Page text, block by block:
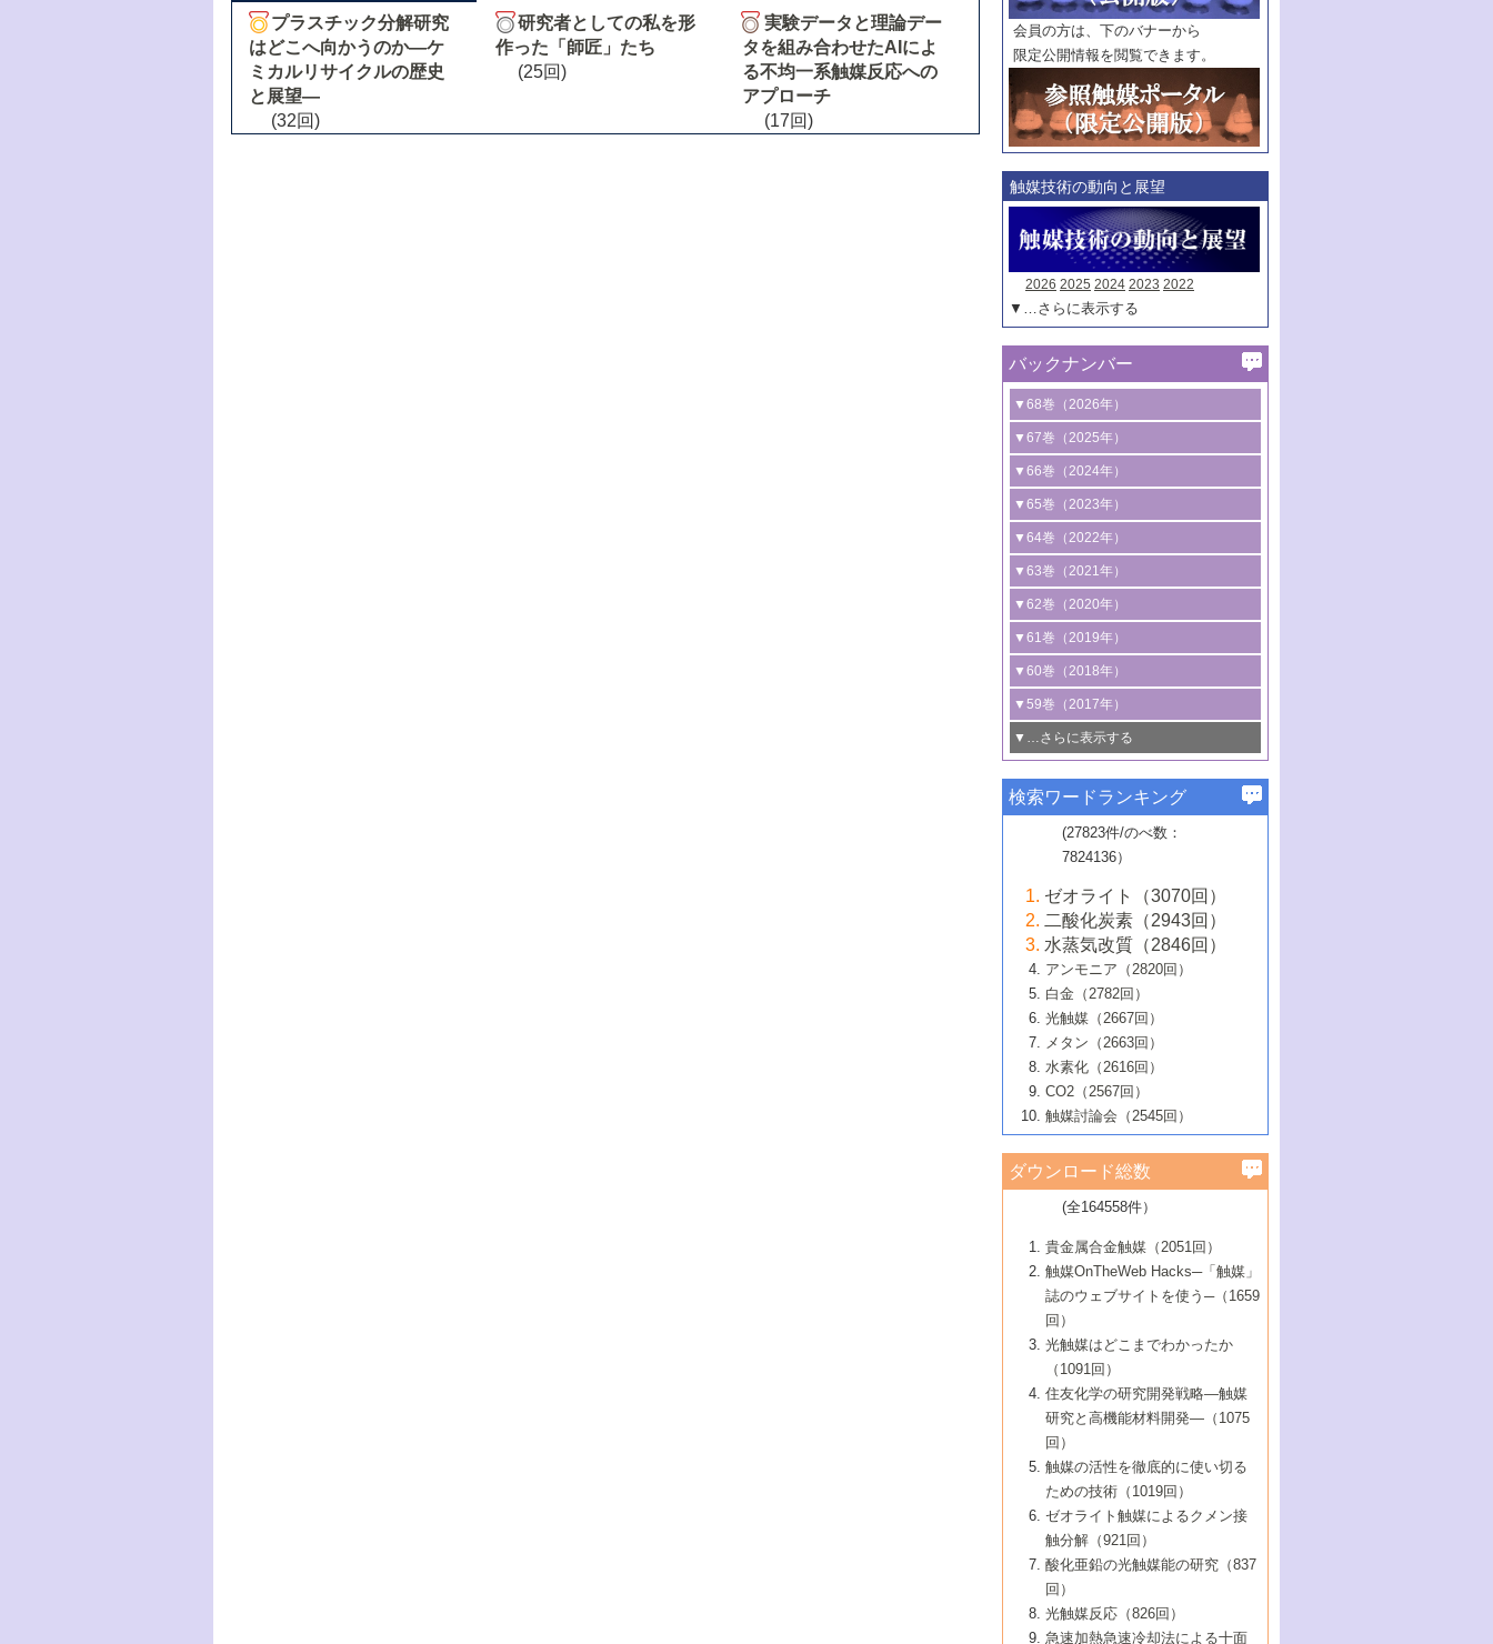
プラスチック分解研究
はどこへ向かうのか―ケ
ミカルリサイクルの歴史
と展望―
(32回)
研究者としての私を形
作った「師匠」たち
(25回)
実験データと理論デー
タを組み合わせたAIによ
る不均一系触媒反応への
アプローチ
(17回)
巻
号～
巻
号
触媒年鑑
年度
記事種別
マーク：
マークあり
会員の方は、下のバナーから
限定公開情報を閲覧できます。
触媒技術の動向と展望
2026 2025 2024 2023 2022
▼…さらに表示する
バックナンバー
▼68巻（2026年）
1号 過酸化水素合成に関する研究動向
2号 コンピューター技術により加速する
触媒開発
3号 有機分子変換やCO 資源化のための
光触媒に関する最近の研究
B号 第137回触媒討論会（2026年）
▼67巻（2025年）
1号 CO
水素化によるグリーン燃料/グリ
ーンケミカル製造
2号 水素製造のための水分解技術に関す
る最近の研究
3号 オレフィン系樹脂の精密合成に関す
る最新技術
4号 アルコール類の効率的変換を実現す
る非貴金属触媒の研究動向
5号 ゼオライトの合成と応用における研
究動向
6号 ヘテロ接合界面
B号 第135回触媒討論会（2025年）
▼66巻（2024年）
1号 低次元ナノ構造を有する触媒材料
2号 規制反応場を活用した固体触媒研究
の新展開
3号 未踏分子変換を目指した酸化触媒プ
ロセスの最前線
4号 シンクロトロン放射光および中性子
線を利用した触媒解析技術の最先端
5号 単原子触媒
6号 参照触媒委員会からのお知らせ
B号 第133回触媒討論会（2023年）
▼65巻（2023年）
1号 炭素が関わる触媒機能
2号 プラスチックケミカルリサイクルの
ための触媒技術
3号 非酸化物系金属化合物を基盤とした
触媒材料の開発
4号 格子酸素・格子酸素欠陥を利用した
触媒反応
5号 生体触媒によるエネルギー変換反応
6号 窒素とリンの循環のための触媒・機
能性材料
▼64巻（2022年）
1号 合成ガス製造とCOを用いるケミカル
ズ合成の最新動向
2号 化学品合成のための合金触媒開発
3号 CO の排出削減および有効活用のた
めの触媒技術
4号 若手による情報発信企画～とびたて
若き触媒の研究者たち～（1）
若き触媒の研究者たち～（2）
6号 石油のノーブル・ユースを志向した
触媒技術
大学：オンライン・対面開催）
▼63巻（2021年）
1号 金触媒の新展開
2号 ペロブスカイト
3号 特殊反応場を利用した触媒的分子変
換反応
4号 多孔質材料を用いた触媒の新展開
5号 情報学的手法を用いた触媒開発
6号 カーボンニュートラルに向けた電解
技術
B号 第127回触媒討論会（2021年・オン
ライン開催(Zoom)のみ）
▼62巻（2020年）
1号 触媒設計を拓く欠陥構造のキャラク
タリゼーション
2号 機能化学品製造に資するクリーンな
触媒的酸化反応
3号 水処理のための触媒化学
4号 光触媒を用いた水分解の最新の研究
動向
5号 次世代の触媒プロセスを支えるマイ
6号 メタン転換技術の最新動向
B号 第125回触媒討論会（2020年・工学
院大学）
▼61巻（2019年）
1号 物質移動制御に着目した触媒プロセ
ス開発
2号 CO2 フリー水素サプライチェーンに
関わる触媒開発動向
3号 精密高分子合成に関する最近の研究
動向
4号 バイオマス化成品製造のための触媒
5号 固体触媒による含窒素有機化合物変
換の最前線
6号 貴金属使用量低減に向けた自動車排
ガス浄化触媒の開発
B号 第123回触媒討論会（2019年・大阪
▼60巻（2018年）
1号 固体酸触媒の最新の研究動向
2号 二酸化炭素からの有用化学品合成
3号 ナノ粒子・クラスター触媒の最前線
4号 60周年記念企画
5号 進化するゼオライト合成技術
6号 非貴金属系触媒における電気化学的
B号 第121回触媒討論会（2018年・東京
大学）
▼59巻（2017年）
1号 いたるところに，触媒
最先端技術
3号 無機分離膜材料の開発と触媒反応プ
ロセスへの適用
5号 水素のふるまいを解き明かす最先端
研究
6号 低級アルカンの有効利用のための触
媒技術
B号 第119回触媒討論会（2017年・首都
大学東京）
▼…さらに表示する
1号 ユニークな構造の高分子を生み出す触
2号 リグニンからの化成品製造に向けた触
媒技術
3号 触媒研究の最先端～とびたて若き研究
者たち～（1）
4号 触媒研究の最先端～とびたて若き研究
者たち～（2）
5号 触媒研究の最先端～とびたて若き研究
者たち～（3）
6号 イオニクス材料と燃料電池・電解合成
の最新の研究動向
B号 第117回触媒討論会（2016年・大阪府
立大学）
▼57巻（2015年）
1号 水素キャリアにかかわる触媒技術の新
2号 石油精製用触媒の最近の進展
3号 固体酸化物形燃料電池（SOFC）におけ
るアノード触媒上での燃料直接改質技術
4号 コアシェル構造の制御による触媒機能
5号 工業触媒およびその周辺技術の最近の
進歩
6号 ナノシート
B号 第115回触媒討論会（2015年・成蹊大
▼56巻（2014年）
2号 光触媒反応機構に関する最新の研究動
向
開発動向
4号 人工光合成に向けた近年のアプローチ
5号 未利用熱エネルギーの有効活用に貢献
する触媒技術
6号 ポリオキソメタレート
B号 第113回触媒討論会（2014年・ロワジ
ールホテル豊橋）
1号 高耐久性燃料電池システム用触媒にお
ける新展開
2号 リビングラジカル重合の最近の動向
3号 天然ガスの化学工業的展開に関する触
媒技術
4号 貴金属触媒の精密構造制御とその活用
5号 バイオマス化成品製造のための固体触
6号 ナノ空間─吸着状態解析から新機能開拓
B号 第111回触媒討論会（2013年・関西大
▼54巻（2012年）
1号 規則性多孔体の利用技術における最近
の進歩
2号 第109回触媒討論会
3号 貴金属低減技術の最新動向
4号 貴金属代替技術の最新動向
5号 光触媒による物質変換反応の新展開
6号 グラフェン
7号 水素を利用する化成品合成の新潮流
▼53巻（2011年）
1号 金属学から見る合金触媒の新展開
2号 第107回触媒討論会
3号 触媒のその場観察法の進歩（１）
4号 触媒のその場観察法の進歩（２）
5号 不活性結合の触媒的活性化による有機
合成
6号 新しい固体酸触媒技術
7号 ゼオライト合成における最近の進歩
▼52巻（2010年）
1号 触媒の劣化対策と長寿命触媒開発
2号 第105回触媒討論会
3号 ナノ構造が拓く新機能
4号 活性サイトおよびその環境の精密な設
計による触媒の高機能化
5号 触媒を有効に使うための技術
7号 有機分子触媒による精密有機合成
8号 高機能化ポリオレフィンに向けた重合
触媒の最近の進展
1号 炭素材料－熱い注目を集める材料－
2号 第103回触媒討論会
3号 環境浄化用光触媒の現状と課題
4号 水素社会の実現に向けた水素製造・貯
蔵技術の進歩
5号 CO2が関わる触媒・材料
7号 持続可能社会実現のための触媒および
触媒関連技術
▼50巻（2008年）
1号 触媒化学と学会のこの10年，半世紀，
そして未来
2号 第101回触媒討論会
4号 錯体を利用したユニークな表面構造の
構築と機能
5号 若手会員による触媒研究の未来展望1：
企業編
6号 第102回触媒討論会
7号 触媒・化学反応における計算化学の進
8号 若手研究者による触媒研究の未来展望
2：大学・研究所編
▼49巻（2007年）
1号 含フッ素化合物の合成と触媒
2号 第99回触媒討論会
3号 実用的ファインケミカル合成プロセス
を実現する触媒
5号 こんな物質，あんな物質―新たな触媒
の可能性―
7号 『結晶の化学』を活かした触媒研究
8号 イオン液体の応用
▼48巻（2006年）
1号 固体酸触媒の最近の進歩
2号 第97回触媒討論会
3号 リビング重合触媒の最近の展開
5号 水素製造・貯蔵のための触媒技術の新
しい展開
6号 第98回触媒討論会
7号 基礎化学品製造の触媒技術
8号 多機能型リアクター
1号 最近の触媒担体とその効果
2号 第95回触媒討論会
4号 水分解用光触媒材料
5号 時間分解分光の進歩と応用
6号 第96回触媒討論会
8号 超臨界流体を用いた化学プロセスの新
▼46巻（2004年）
1号 部分酸化反応触媒の最前線
2号 第93回触媒討論会
3号 特殊エネルギー場の触媒反応
4号 生体内における金属の触媒作用
5号 ファインケミカルズの展開に寄与する
6号 第94回触媒討論会
7号 サブナノレベルでみた新しい表面現象
8号 オレフィン重合触媒の新たな展
▼45巻（2003年）
1号 なぜこの触媒が良いのか？
2号 第91回触媒討論会
3号 最近の自動車排ガス処理技術
4号 触媒研究の現状と将来─第90回触媒討論
5号 基礎化学品製造の触媒技術
6号 第92回触媒討論会
7号 基礎化学品製造の触媒技術
8号 資源の循環と触媒技術
▼44巻（2002年）
1号 高次制御された触媒の化学
2号 第89回触媒討論会
3号 触媒を利用した電気化学の新展開
4号 ナノ材料の調製と機能化
5号 こんな触媒が欲しい
6号 第90回触媒討論会
7号 触媒研究と学術雑誌/情報
8号 若い世代からみた触媒化学の現状と未
▼43巻（2001年）
1号 グリーンケミストリーと触媒
2号 第87回触媒討論会特集号
3号 生体触媒とバイオプロセス
4号 水素製造・利用の触媒化学
5号 触媒研究における新しい切り口：コン
ビナトリアルケミストリー
6号 第88回触媒討論会特集号
7号 企業における触媒研究のブレークスル
8号 この材料を触媒として使ってみません
▼42巻（2000年）
1号 触媒反応工学の明日を拓く
2号 第85回触媒討論会
3号 反応ダイナミクス
5号 触媒のおもしろさをどのように伝える
6号 第86回触媒討論会
7号 水素化精製触媒の新しい展開
8号 新しい反応性と機能性を目指した金属
クラスタ-化学
▼41巻（1999年）
1号 孔、穴、あな?-特異な空間とその利用-
2号 第83回触媒討論会
3号 均一系触媒反応最前線
4号 実用炭素材料の新展開
5号 研究の方法論を考える
7号 機能性金属材料と触媒
8号 触媒研究へのNMRの応用と展望
▼40巻（1998年）
進展と21世紀への提言/創立40周年記念・触
媒学会この10年の歩みとこれから/創立40周
2号 第81回触媒討論会
3号 計算機触媒化学へのさそい
4号 触媒劣化の制御と予測
5号 最新の実用プロセスと触媒
6号 第82回触媒討論会
1号 均一系と不均一系触媒反応-その特徴と
接点
2号 第79回触媒討論会
3号 最新NO除去触媒の実用化研究
4号 新しい反応場を目指した触媒調製
5号 反応・分離技術の新しい展開
6号 第80回触媒討論会
▼38巻（1996年）
1号 触媒の構造と触媒作用/C1化学を中心と
する21世紀への触媒
3号 オリンピックメダル:金・銀・銅はどん
な触媒作用を示すか
4号 触媒作用における機能の複合化
▼37巻（1995年）
1号 ファインケミカルズと固体触媒
2号 第75回触媒討論会
3号 希土類を利用した触媒
4号 触媒とリサイクル
5号 エネルギー変換触媒
▼36巻（1994年）
1号 電気化学と触媒
2号 第73回触媒討論会
3号 C4化学の展開
4号 《通常号》
▼35巻（1993年）
1号 工業触媒開発マニュアル―探索から工
業化まで
2号 第71回触媒討論会
▼34巻（1992年）
1号 インパクトを与えたこの研究
2号 第69回触媒討論会
▼33巻（1991年）
1号 触媒プロセス開発マニュアル―探索か
▼32巻（1990年）
検索ワードランキング
(27823件/のべ数：
7824136）
ゼオライト（3070回）
二酸化炭素（2943回）
水蒸気改質（2846回）
アンモニア（2820回）
白金（2782回）
光触媒（2667回）
メタン（2663回）
水素化（2616回）
CO2（2567回）
触媒討論会（2545回）
ダウンロード総数
(全164558件）
貴金属合金触媒（2051回）
触媒OnTheWeb Hacks─「触媒」
誌のウェブサイトを使う─（1659
回）
光触媒はどこまでわかったか
（1091回）
住友化学の研究開発戦略―触媒
研究と高機能材料開発―（1075
回）
触媒の活性を徹底的に使い切る
ための技術（1019回）
ゼオライト触媒によるクメン接
触分解（921回）
酸化亜鉛の光触媒能の研究（837
回）
光触媒反応（826回）
急速加熱急速冷却法による十面